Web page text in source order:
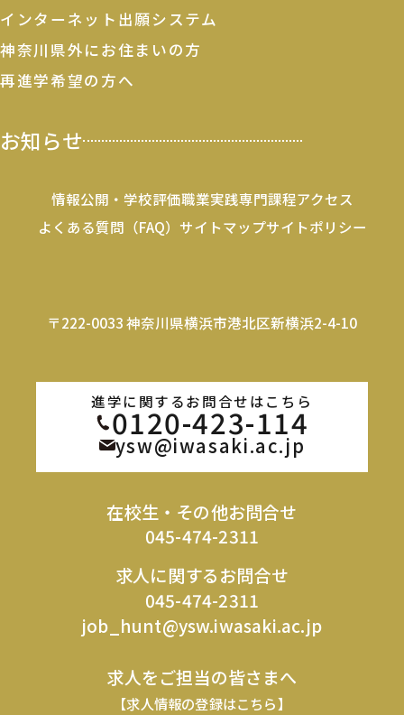
インターネット出願システム
神奈川県外にお住まいの方
再進学希望の方へ
お知らせ
情報公開・学校評価職業実践専門課程アクセス
よくある質問（FAQ） サイトマップサイトポリシー
〒222-0033 神奈川県横浜市港北区新横浜2-4-10
進学に関するお問合せはこちら
0120-423-114
ysw@iwasaki.ac.jp
在校生・その他お問合せ
045-474-2311
求人に関するお問合せ
045-474-2311
job_hunt@ysw.iwasaki.ac.jp
求人をご担当の皆さまへ
【求人情報の登録はこちら】